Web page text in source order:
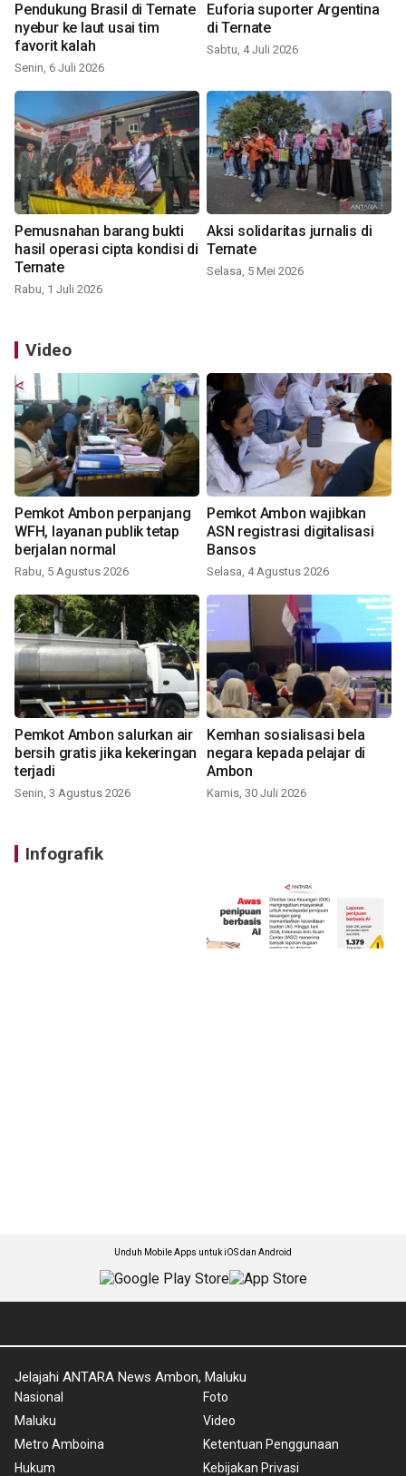
Pendukung Brasil di Ternate
nyebur ke laut usai tim
favorit kalah
Senin, 6 Juli 2026
Euforia suporter Argentina
di Ternate
Sabtu, 4 Juli 2026
Pemusnahan barang bukti
hasil operasi cipta kondisi di
Ternate
Rabu, 1 Juli 2026
Aksi solidaritas jurnalis di
Ternate
Selasa, 5 Mei 2026
Video
Pemkot Ambon perpanjang
WFH, layanan publik tetap
berjalan normal
Rabu, 5 Agustus 2026
Pemkot Ambon wajibkan
ASN registrasi digitalisasi
Bansos
Selasa, 4 Agustus 2026
Pemkot Ambon salurkan air
bersih gratis jika kekeringan
terjadi
Senin, 3 Agustus 2026
Kemhan sosialisasi bela
negara kepada pelajar di
Ambon
Kamis, 30 Juli 2026
Infografik
Unduh Mobile Apps untuk iOS dan Android
Jelajahi ANTARA News Ambon, Maluku
Nasional
Maluku
Metro Amboina
Hukum
Foto
Video
Ketentuan Penggunaan
Kebijakan Privasi